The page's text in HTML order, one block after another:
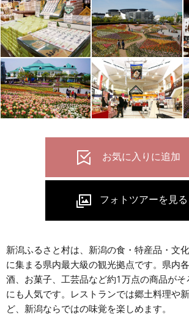
新潟ふるさと村は、新潟の食・特産品・文
に集まる県内最大級の観光拠点です。県内
酒、お菓子、工芸品など約1万点の商品がそ
にも人気です。レストランでは郷土料理や
ど、新潟ならではの味覚を楽しめます。